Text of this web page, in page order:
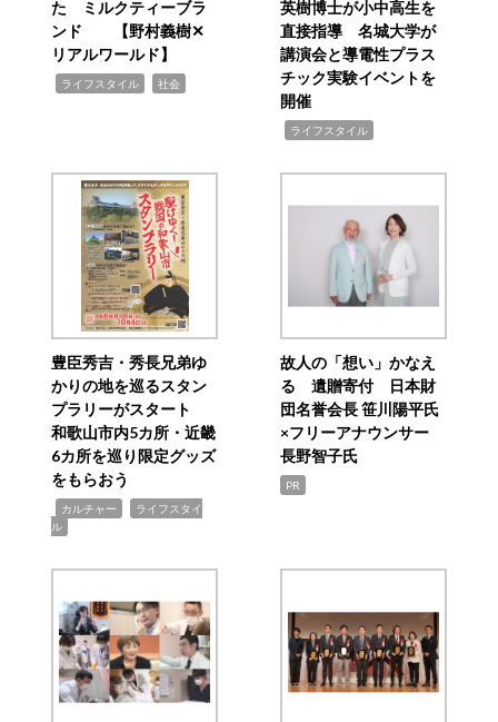
た ミルクティーブラ
ンド 【野村義樹✕
リアルワールド】
ライフスタイル 社会
英樹博士が小中高生を
直接指導 名城大学が
講演会と導電性プラス
チック実験イベントを
開催
ライフスタイル
豊臣秀吉・秀長兄弟ゆ
かりの地を巡るスタン
プラリーがスタート
和歌山市内5カ所・近畿
6カ所を巡り限定グッズ
をもらおう
カルチャー
ライフスタイ
ル
故人の「想い」かなえ
る 遺贈寄付 日本財
団名誉会長 笹川陽平氏
×フリーアナウンサー
長野智子氏
PR